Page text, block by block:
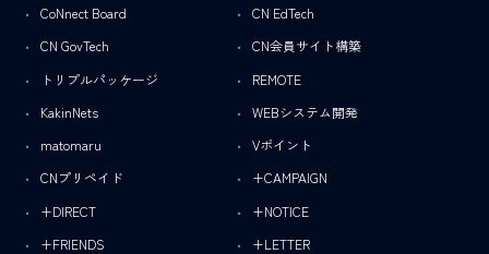
CoNnect Board
CN EdTech
CN GovTech
CN会員サイト構築
トリプルパッケージ
REMOTE
KakinNets
WEBシステム開発
matomaru
Vポイント
CNプリペイド
+CAMPAIGN
+DIRECT
+NOTICE
+FRIENDS
+LETTER